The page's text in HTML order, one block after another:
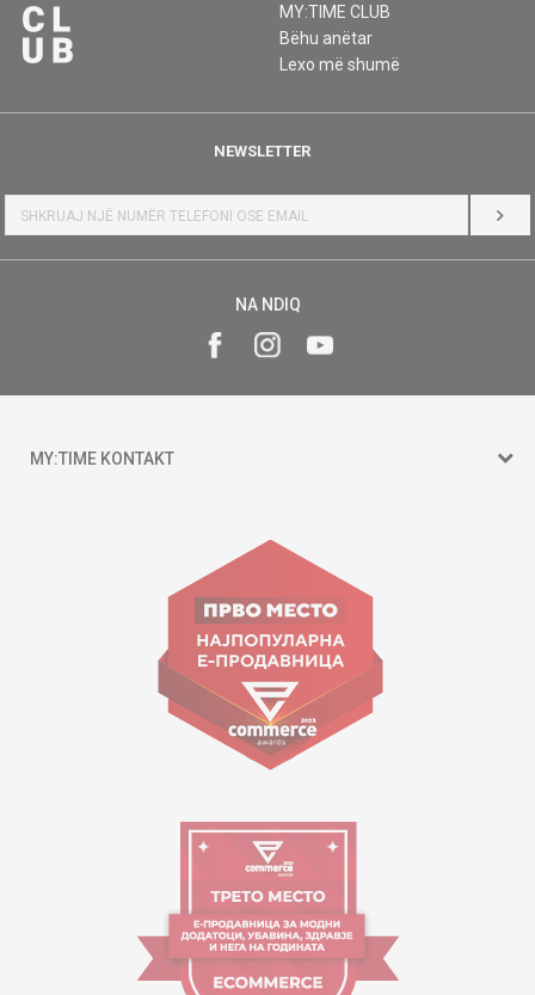
MY:TIME CLUB
Bëhu anëtar
Lexo më shumë
NEWSLETTER
HYR
NA NDIQ
MY:TIME KONTAKT
Goce Nikolovski 74 Shkup
contact@mytime.mk
Orari i punës:
09:00 - 17:00